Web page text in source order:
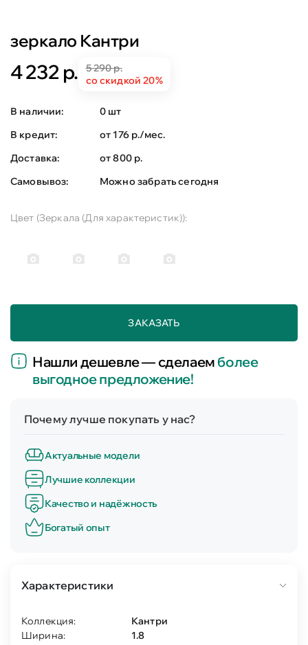
зеркало Кантри
4 232 р.
5 290 р.
со скидкой 20%
В наличии:
0 шт
В кредит:
от 176 р./мес.
Доставка:
от 800 р.
Самовывоз:
Можно забрать сегодня
Цвет (Зеркала (Для характеристик)):
ЗАКАЗАТЬ
Нашли дешевле — сделаемболее
выгодное предложение!
Почему лучше покупать у нас?
Актуальные модели
Лучшие коллекции
Качество и надёжность
Богатый опыт
Характеристики
Коллекция:
Кантри
Ширина:
1.8